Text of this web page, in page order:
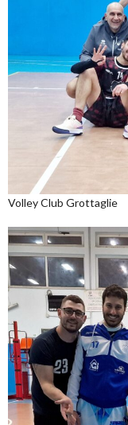
Volley Club Grottaglie